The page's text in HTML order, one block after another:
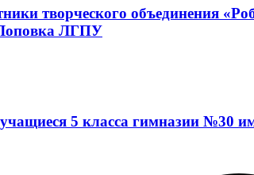
творческого объединения
ЛГПУ
5 класса гимназии №30